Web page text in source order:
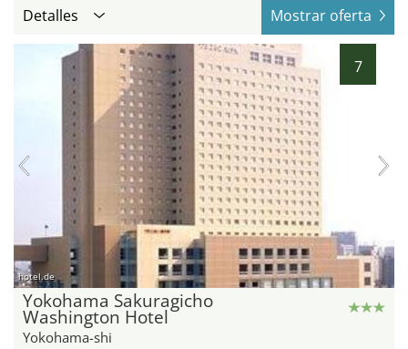
Detalles Mostrar oferta
7
hotel.de
Yokohama Sakuragicho
Washington Hotel
Yokohama-shi